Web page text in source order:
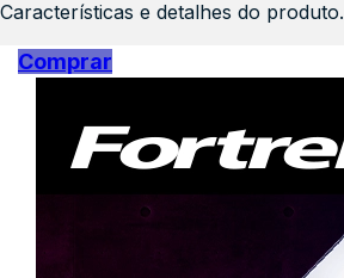
Características e detalhes do produto.
Comprar